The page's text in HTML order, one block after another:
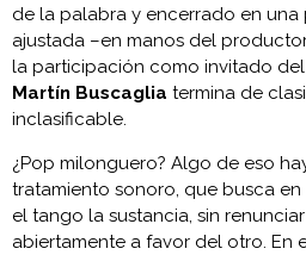
de la palabra y encerrado en
ajustada –en manos del
la participación como invitado
Martín Buscaglia termina de
inclasificable.
¿Pop milonguero? Algo de eso
tratamiento sonoro, que busca
el tango la sustancia, sin
abiertamente a favor del otro. En